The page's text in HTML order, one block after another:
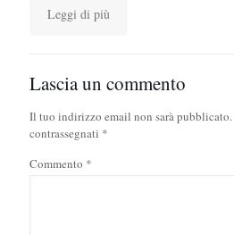
Leggi di più
Lascia un commento
Il tuo indirizzo email non sarà pubblicato.
contrassegnati *
Commento *